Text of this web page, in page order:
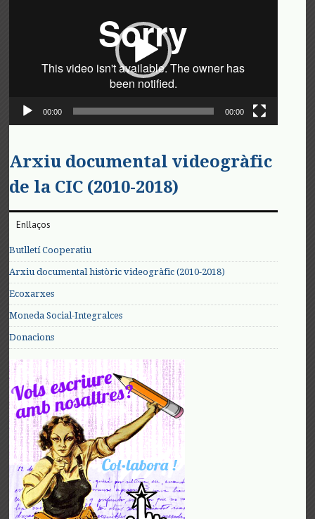
00:00 00:00
Arxiu documental videogràfic
de la CIC (2010-2018)
Enllaços
Butlletí Cooperatiu
Arxiu documental històric videogràfic (2010-2018)
Ecoxarxes
Moneda Social-Integralces
Donacions